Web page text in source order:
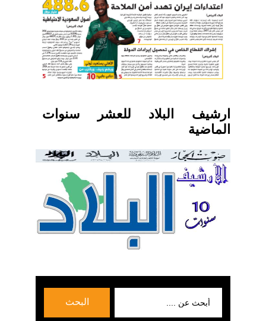
ارشيف البلاد للعشر سنوات
الماضية
البحث